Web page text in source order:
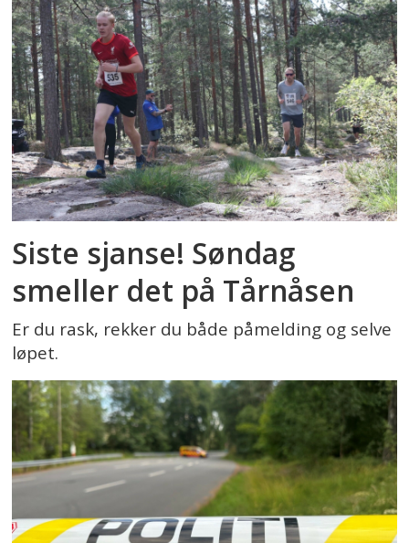
Siste sjanse! Søndag
smeller det på Tårnåsen
Er du rask, rekker du både påmelding og selve
løpet.